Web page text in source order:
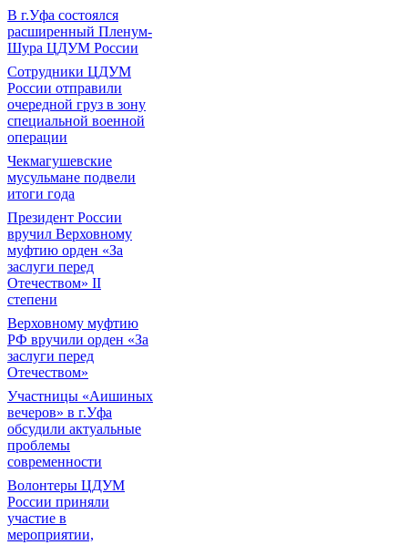
В г.Уфа состоялся
расширенный Пленум-
Шура ЦДУМ России
Сотрудники ЦДУМ
России отправили
очередной груз в зону
специальной военной
операции
Чекмагушевские
мусульмане подвели
итоги года
Президент России
вручил Верховному
муфтию орден «За
заслуги перед
Отечеством» II
степени
Верховному муфтию
РФ вручили орден «За
заслуги перед
Отечеством»
Участницы «Аишиных
вечеров» в г.Уфа
обсудили актуальные
проблемы
современности
Волонтеры ЦДУМ
России приняли
участие в
мероприятии,